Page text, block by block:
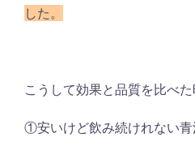
した。
こうして効果と品質を比べた
①安いけど飲み続けれない青